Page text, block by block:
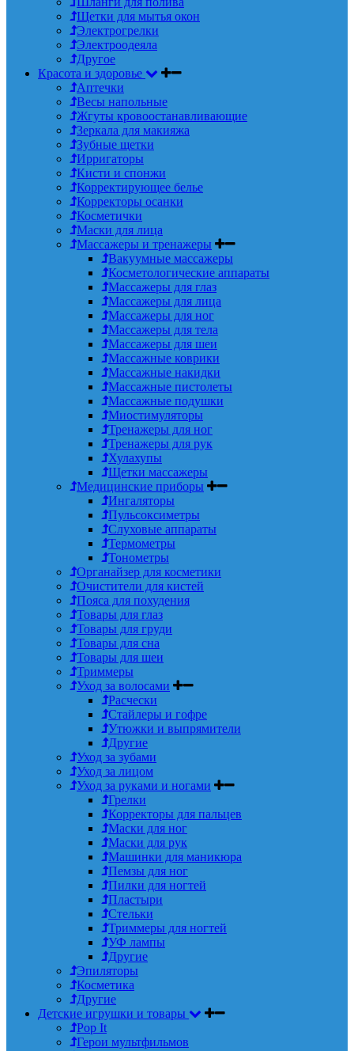
Щетки для мытья окон
Электрогрелки
Электроодеяла
Другое
Красота и здоровье
Аптечки
Весы напольные
Жгуты кровоостанавливающие
Зеркала для макияжа
Зубные щетки
Ирригаторы
Кисти и спонжи
Корректирующее белье
Корректоры осанки
Косметички
Маски для лица
Массажеры и тренажеры
Вакуумные массажеры
Косметологические аппараты
Массажеры для глаз
Массажеры для лица
Массажеры для ног
Массажеры для тела
Массажеры для шеи
Массажные коврики
Массажные накидки
Массажные пистолеты
Массажные подушки
Миостимуляторы
Тренажеры для ног
Тренажеры для рук
Хулахупы
Щетки массажеры
Медицинские приборы
Ингаляторы
Пульсоксиметры
Слуховые аппараты
Термометры
Тонометры
Органайзер для косметики
Очистители для кистей
Пояса для похудения
Товары для глаз
Товары для груди
Товары для сна
Товары для шеи
Триммеры
Уход за волосами
Расчески
Стайлеры и гофре
Утюжки и выпрямители
Другие
Уход за зубами
Уход за лицом
Уход за руками и ногами
Грелки
Корректоры для пальцев
Маски для ног
Маски для рук
Машинки для маникюра
Пемзы для ног
Пилки для ногтей
Пластыри
Стельки
Триммеры для ногтей
УФ лампы
Другие
Эпиляторы
Косметика
Другие
Детские игрушки и товары
Pop It
Герои мультфильмов